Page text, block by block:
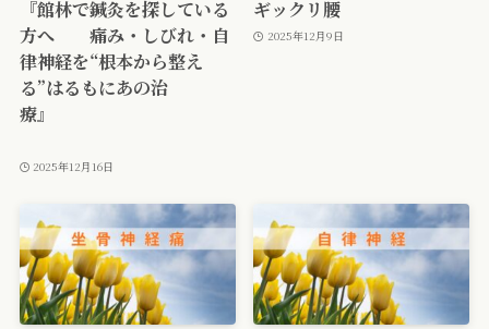
『館林で鍼灸を探している
方へ 痛み・しびれ・自
律神経を“根本から整え
る”はるもにあの治
療』
2025年12月16日
ギックリ腰
2025年12月9日